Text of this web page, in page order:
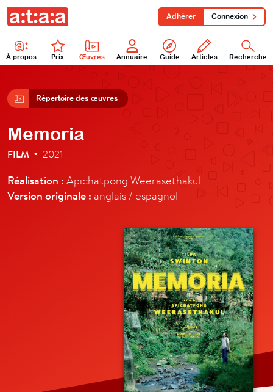
À propos Prix Œuvres Annuaire Guide Articles Recherche
Adhérer Connexion
Répertoire des œuvres
Memoria
FILM • 2021
Réalisation : Apichatpong Weerasethakul
Version originale : anglais / espagnol